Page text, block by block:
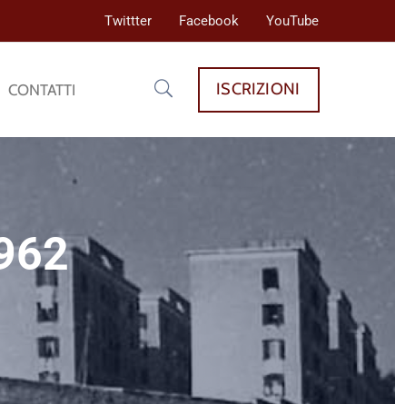
Twittter Facebook YouTube
CONTATTI ISCRIZIONI